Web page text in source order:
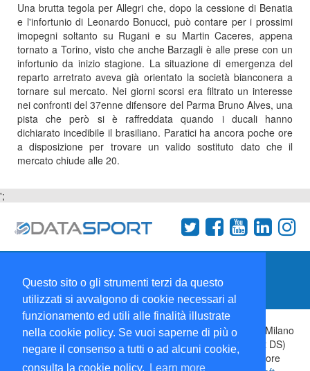
Questo sito o gli strumenti terzi da questo
utilizzati si avvalgono di cookie necessari al
funzionamento ed utili alle finalità illustrate
nella cookie policy. Se vuoi saperne di più o
negare il consenso a tutti o ad alcuni cookie,
consulta la cookie policy.
Learn more
Una brutta tegola per Allegri che, dopo la cessione di Benatia
e l'infortunio di Leonardo Bonucci, può contare per i prossimi
imopegni soltanto su Rugani e su Martin Caceres, appena
tornato a Torino, visto che anche Barzagli è alle prese con un
infortunio da inizio stagione. La situazione di emergenza del
reparto arretrato aveva già orientato la società bianconera a
tornare sul mercato. Nei giorni scorsi era filtrato un interesse
nei confronti del 37enne difensore del Parma Bruno Alves, una
pista che però si è raffreddata quando i ducali hanno
dichiarato incedibile il brasiliano. Paratici ha ancora poche ore
a disposizione per trovare un valido sostituto dato che il
mercato chiude alle 20.
';
Collabora con noi
Copyright 1995-2026 © Wise Srl Via Palmanova 8 20132 Milano
Italia - P. IVA 09072090963 | ISSN: 2499-2925 (DataSport DS)
Informazioni e richieste di pubblicità:
| Direttore